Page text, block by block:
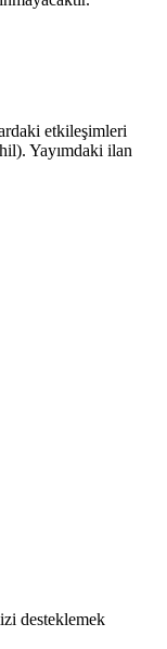
etkileşimleri
Yayımdaki ilan
desteklemek